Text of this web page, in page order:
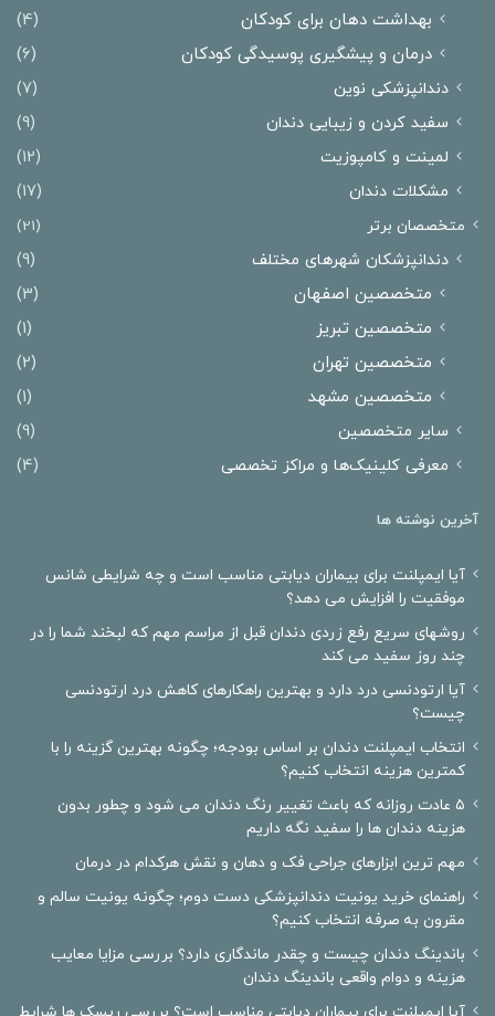
بهداشت دهان برای کودکان
(4)
درمان و پیشگیری پوسیدگی کودکان
(6)
دندانپزشکی نوین
(7)
سفید کردن و زیبایی دندان
(9)
لمینت و کامپوزیت
(12)
مشکلات دندان
(17)
متخصصان برتر (21)
دندانپزشکان شهرهای مختلف
(9)
متخصصین اصفهان
(3)
متخصصین تبریز
(1)
متخصصین تهران
(2)
متخصصین مشهد
(1)
سایر متخصصین
(9)
معرفی کلینیک‌ها و مراکز تخصصی
(4)
آخرین نوشته ها
آیا ایمپلنت برای بیماران دیابتی مناسب است و چه شرایطی شانس
موفقیت را افزایش می دهد؟
روشهای سریع رفع زردی دندان قبل از مراسم مهم که لبخند شما را در
چند روز سفید می کند
آیا ارتودنسی درد دارد و بهترین راهکارهای کاهش درد ارتودنسی
چیست؟
انتخاب ایمپلنت دندان بر اساس بودجه؛ چگونه بهترین گزینه را با
کمترین هزینه انتخاب کنیم؟
۵ عادت روزانه که باعث تغییر رنگ دندان می شود و چطور بدون
هزینه دندان ها را سفید نگه داریم
مهم ترین ابزارهای جراحی فک و دهان و نقش هرکدام در درمان
راهنمای خرید یونیت دندانپزشکی دست دوم؛ چگونه یونیت سالم و
مقرون به صرفه انتخاب کنیم؟
باندینگ دندان چیست و چقدر ماندگاری دارد؟ بررسی مزایا معایب
هزینه و دوام واقعی باندینگ دندان